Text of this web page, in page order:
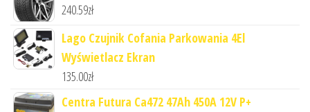
240.59zł
Lago Czujnik Cofania Parkowania 4El
Wyświetlacz Ekran
135.00zł
Centra Futura Ca472 47Ah 450A 12V P+